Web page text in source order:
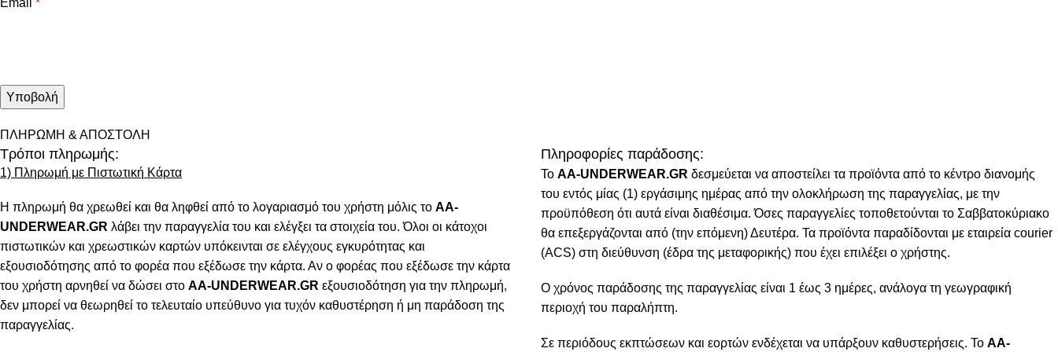
Email *
ΠΛΗΡΩΜΗ & ΑΠΟΣΤΟΛΗ
Τρόποι πληρωμής:
1) Πληρωμή με Πιστωτική Κάρτα
Η πληρωμή θα χρεωθεί και θα ληφθεί από το λογαριασμό του χρήστη μόλις το AA-
UNDERWEAR.GR λάβει την παραγγελία του και ελέγξει τα στοιχεία του. Όλοι οι κάτοχοι
πιστωτικών και χρεωστικών καρτών υπόκεινται σε ελέγχους εγκυρότητας και
εξουσιοδότησης από το φορέα που εξέδωσε την κάρτα. Αν ο φορέας που εξέδωσε την κάρτα
του χρήστη αρνηθεί να δώσει στο AA-UNDERWEAR.GR εξουσιοδότηση για την πληρωμή,
δεν μπορεί να θεωρηθεί το τελευταίο υπεύθυνο για τυχόν καθυστέρηση ή μη παράδοση της
παραγγελίας.
Πληροφορίες παράδοσης:
To AA-UNDERWEAR.GR δεσμεύεται να αποστείλει τα προϊόντα από το κέντρο διανομής
του εντός μίας (1) εργάσιμης ημέρας από την ολοκλήρωση της παραγγελίας, με την
προϋπόθεση ότι αυτά είναι διαθέσιμα. Όσες παραγγελίες τοποθετούνται το Σαββατοκύριακο
θα επεξεργάζονται από (την επόμενη) Δευτέρα. Τα προϊόντα παραδίδονται με εταιρεία courier
(ACS) στη διεύθυνση (έδρα της μεταφορικής) που έχει επιλέξει ο χρήστης.
Ο χρόνος παράδοσης της παραγγελίας είναι 1 έως 3 ημέρες, ανάλογα τη γεωγραφική
περιοχή του παραλήπτη.
Σε περιόδους εκπτώσεων και εορτών ενδέχεται να υπάρξουν καθυστερήσεις. Το AA-